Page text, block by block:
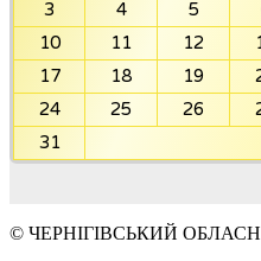
3 4 5
10
11 12
17
18 19
24
25 26
31
© ЧЕРНІГІВСЬКИЙ